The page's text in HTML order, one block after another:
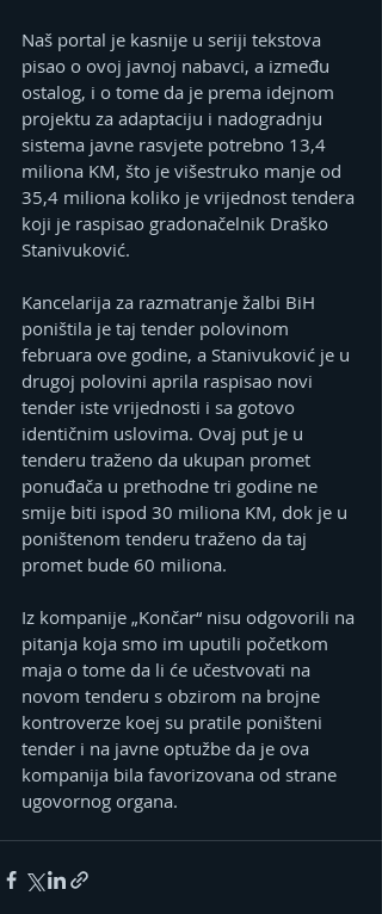
Naš portal je kasnije u seriji tekstova
pisao o ovoj javnoj nabavci, a između
ostalog, i o tome da je prema idejnom
projektu za adaptaciju i nadogradnju
sistema javne rasvjete potrebno 13,4
miliona KM, što je višestruko manje od
35,4 miliona koliko je vrijednost tendera
koji je raspisao gradonačelnik Draško
Stanivuković.
Kancelarija za razmatranje žalbi BiH
poništila je taj tender polovinom
februara ove godine, a Stanivuković je u
drugoj polovini aprila raspisao novi
tender iste vrijednosti i sa gotovo
identičnim uslovima. Ovaj put je u
tenderu traženo da ukupan promet
ponuđača u prethodne tri godine ne
smije biti ispod 30 miliona KM, dok je u
poništenom tenderu traženo da taj
promet bude 60 miliona.
Iz kompanije „Končar“ nisu odgovorili na
pitanja koja smo im uputili početkom
maja o tome da li će učestvovati na
novom tenderu s obzirom na brojne
kontroverze koej su pratile poništeni
tender i na javne optužbe da je ova
kompanija bila favorizovana od strane
ugovornog organa.